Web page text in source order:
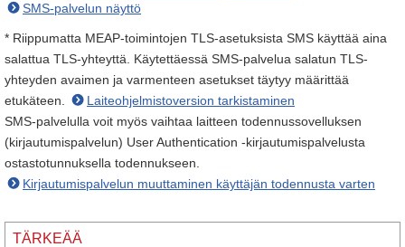
SMS-palvelun näyttö
* Riippumatta MEAP-toimintojen TLS-asetuksista SMS käyttää aina
salattua TLS-yhteyttä. Käytettäessä SMS-palvelua salatun TLS-
yhteyden avaimen ja varmenteen asetukset täytyy määrittää
etukäteen.
Laiteohjelmistoversion tarkistaminen
SMS-palvelulla voit myös vaihtaa laitteen todennussovelluksen
(kirjautumispalvelun) User Authentication -kirjautumispalvelusta
ostastotunnuksella todennukseen.
Kirjautumispalvelun muuttaminen käyttäjän todennusta varten
TÄRKEÄÄ